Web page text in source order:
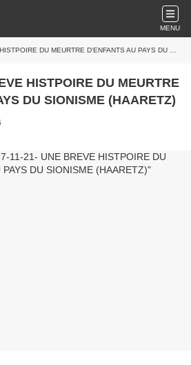
MENU
DU MEURTRE D'ENFANTS AU PAYS DU SIONISME (HAARETZ)
HISTPOIRE DU MEURTRE
DU SIONISME (HAARETZ)